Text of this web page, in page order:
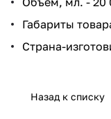
Габариты
Страна-
Назад к списку